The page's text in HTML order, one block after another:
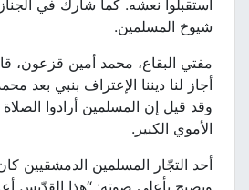
استقبلوا نعشه. كما شارك في
شيوخ المسلمين.
مفتي البقاع، محمد أمين قزعون، قال
أجاز لنا ديننا الإعتراف بنبي بعد
وقد قيل إن المسلمين أرادوا الصلاة
الأموي الكبير.
أحد التجّار المسلمين الدمشقيين